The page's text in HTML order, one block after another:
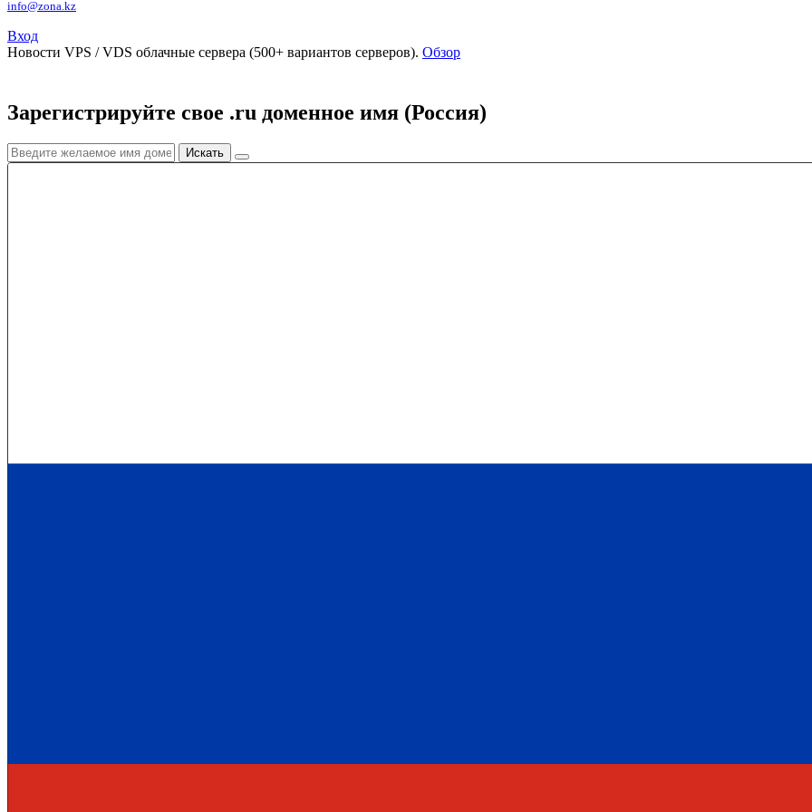
info@zona.kz
Вход
Новости VPS / VDS облачные сервера (500+ вариантов серверов). Обзор
Зарегистрируйте свое .ru доменное имя (Россия)